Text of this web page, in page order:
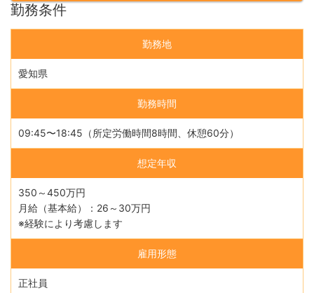
勤務条件
勤務地
愛知県
勤務時間
09:45〜18:45（所定労働時間8時間、休憩60分）
想定年収
350～450万円
月給（基本給）：26～30万円
※経験により考慮します
雇用形態
正社員